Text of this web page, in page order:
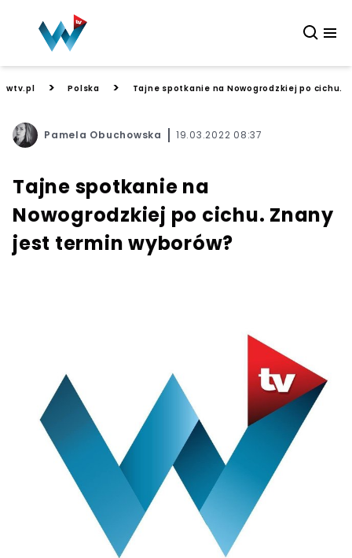
wtv.pl > Polska > Tajne spotkanie na Nowogrodzkiej po cichu.
Pamela Obuchowska 19.03.2022 08:37
Tajne spotkanie na
Nowogrodzkiej po cichu. Znany
jest termin wyborów?